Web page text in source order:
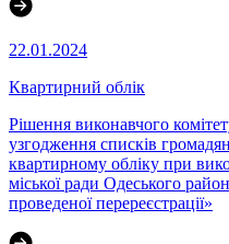
22.01.2024
Квартирний облік
Рішення виконавчого
узгодження списків
квартирному обліку при
міської ради Одеського
проведеної перереєстрації»